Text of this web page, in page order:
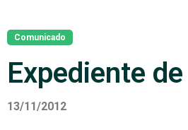
Comunicado
Expediente
13/11/2012